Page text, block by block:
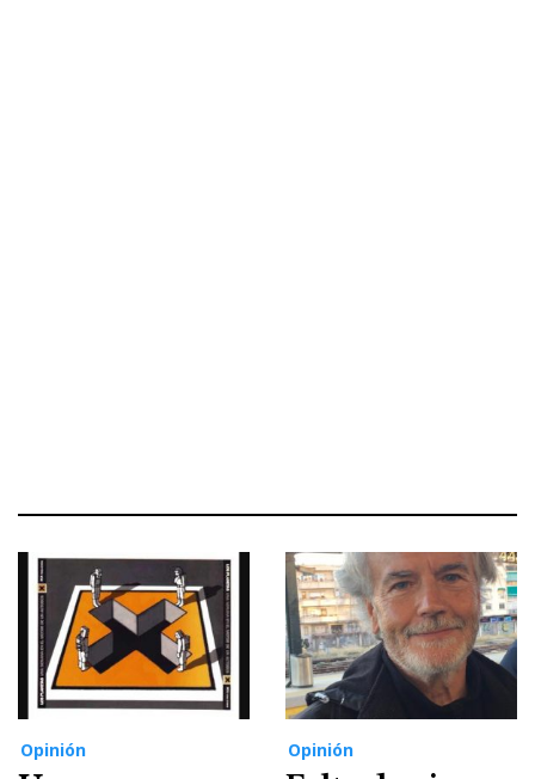
Opinión Opinión